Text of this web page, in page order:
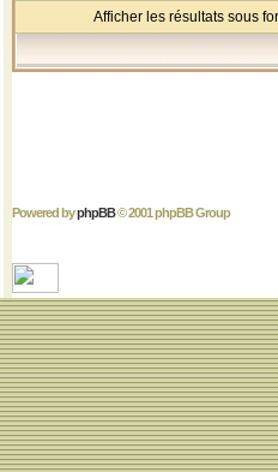
Afficher les résultats sous
Powered byphpBB© 2001 phpBB Group